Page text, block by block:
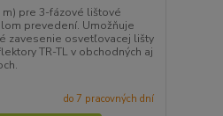
m) pre 3-fázové lištové
prevedení. Umožňuje
zavesenie osvetľovacej lišty
TR-TL v obchodných aj
do 7 pracovných dní